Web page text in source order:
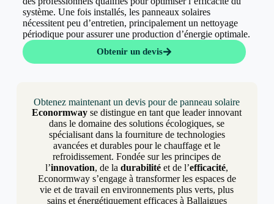
système. Une fois installés, les panneaux solaires
nécessitent peu d’entretien, principalement un nettoyage
périodique pour assurer une production d’énergie optimale.
Obtenir un devis
Obtenez maintenant un devis pour de panneau solaire
Econormway se distingue en tant que leader innovant
dans le domaine des solutions écologiques, se
spécialisant dans la fourniture de technologies
avancées et durables pour le chauffage et le
refroidissement. Fondée sur les principes de
l’innovation, de ladurabilité et de l’efficacité,
Econormway s’engage à transformer les espaces de
vie et de travail en environnements plus verts, plus
sains et énergétiquement efficaces à Ballaigues